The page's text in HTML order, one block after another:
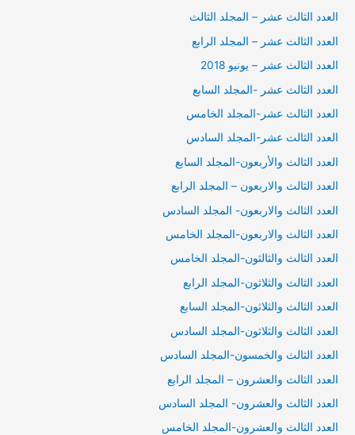
العدد الثالث عشر – المجلد الثالث
العدد الثالث عشر – المجلد الرابع
العدد الثالث عشر – يونيو 2018
العدد الثالث عشر -المجلد السابع
العدد الثالث عشر-المجلد الخامس
العدد الثالث عشر-المجلد السادس
العدد الثالث والأربعون-المجلد السابع
العدد الثالث والاربعون – المجلد الرابع
العدد الثالث والاربعون- المجلد السادس
العدد الثالث والاربعون-المجلد الخامس
العدد الثالث والثالثون-المجلد الخامس
العدد الثالث والثلاثون-المجلد الرابع
العدد الثالث والثلاثون-المجلد السابع
العدد الثالث والثلاثون-المجلد السادس
العدد الثالث والخمسون-المجلد السادس
العدد الثالث والعشرون – المجلد الرابع
العدد الثالث والعشرون- المجلد السادس
العدد الثالث والعشرون-المجلد الخامس